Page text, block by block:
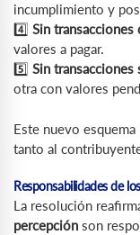
incumplimiento y
4️⃣ Sin transacciones
valores a pagar.
5️⃣ Sin transacciones
otra con valores
Este nuevo
tanto al
Responsabilidades de
La resolución
percepción son